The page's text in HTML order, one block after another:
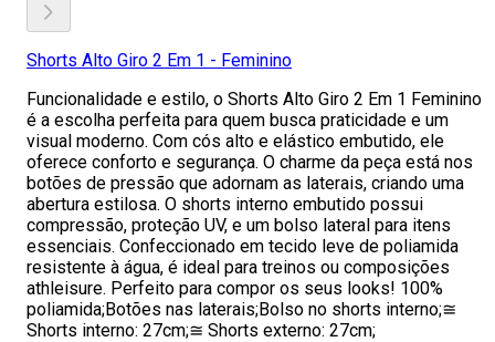
Shorts Alto Giro 2 Em 1 - Feminino
Funcionalidade e estilo, o Shorts Alto Giro 2 Em 1 Feminino
é a escolha perfeita para quem busca praticidade e um
visual moderno. Com cós alto e elástico embutido, ele
oferece conforto e segurança. O charme da peça está nos
botões de pressão que adornam as laterais, criando uma
abertura estilosa. O shorts interno embutido possui
compressão, proteção UV, e um bolso lateral para itens
essenciais. Confeccionado em tecido leve de poliamida
resistente à água, é ideal para treinos ou composições
athleisure. Perfeito para compor os seus looks! 100%
poliamida;Botões nas laterais;Bolso no shorts interno;≅
Shorts interno: 27cm;≅ Shorts externo: 27cm;